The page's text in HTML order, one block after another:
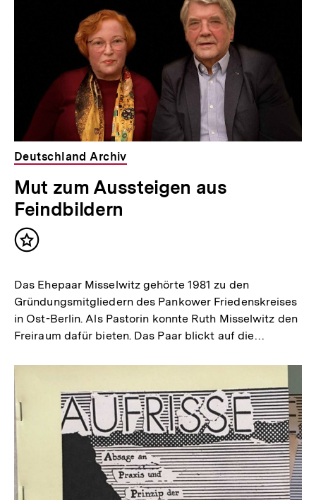
Deutschland Archiv
Mut zum Aussteigen aus
Feindbildern
Inhalt
Das Ehepaar Misselwitz gehörte 1981 zu den
Gründungsmitgliedern des Pankower Friedenskreises
in Ost-Berlin. Als Pastorin konnte Ruth Misselwitz den
Freiraum dafür bieten. Das Paar blickt auf die…